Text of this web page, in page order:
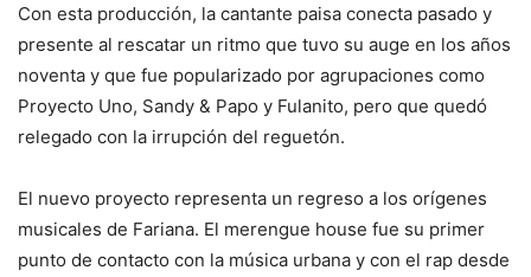
Con esta producción, la cantante paisa conecta pasado y
presente al rescatar un ritmo que tuvo su auge en los años
noventa y que fue popularizado por agrupaciones como
Proyecto Uno, Sandy & Papo y Fulanito, pero que quedó
relegado con la irrupción del reguetón.
El nuevo proyecto representa un regreso a los orígenes
musicales de Fariana. El merengue house fue su primer
punto de contacto con la música urbana y con el rap desde